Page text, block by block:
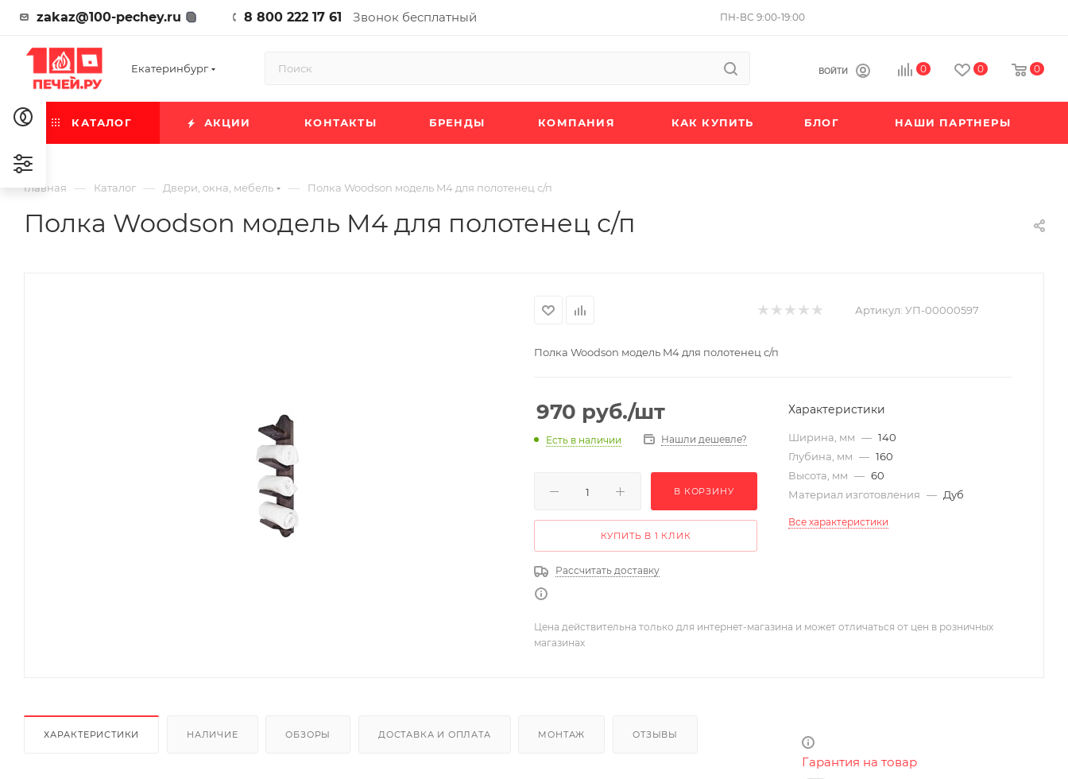
zakaz@100-pechey.ru 8 800 222 17 61 Звонок бесплатный ПН-ВС 9:00-19:00
Екатеринбург ВОЙТИ 0 0 0
КАТАЛОГ АКЦИИ КОНТАКТЫ БРЕНДЫ КОМПАНИЯ КАК КУПИТЬ БЛОГ НАШИ ПАРТНЕРЫ
Главная — Каталог — Двери, окна, мебель — Полка Woodson модель M4 для полотенец с/п
Полка Woodson модель M4 для полотенец с/п
Артикул: УП-00000597
Полка Woodson модель M4 для полотенец с/п
970 руб./шт
Есть в наличии Нашли дешевле?
В КОРЗИНУ
КУПИТЬ В 1 КЛИК
Рассчитать доставку
Характеристики
Ширина, мм — 140
Глубина, мм — 160
Высота, мм — 60
Материал изготовления — Дуб
Все характеристики
Цена действительна только для интернет-магазина и может отличаться от цен в розничных
магазинах
ХАРАКТЕРИСТИКИ НАЛИЧИЕ ОБЗОРЫ ДОСТАВКА И ОПЛАТА МОНТАЖ ОТЗЫВЫ
Гарантия на товар